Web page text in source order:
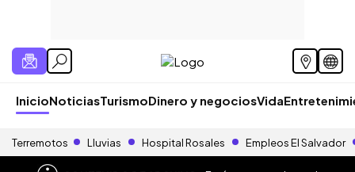
InicioNoticiasTurismoDinero y negociosVida
Terremotos Lluvias Hospital Rosales Empleos El Salvador